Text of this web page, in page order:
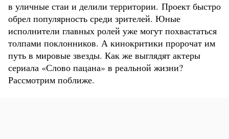
в уличные стаи и делили территории. Проект быстро
обрел популярность среди зрителей. Юные
исполнители главных ролей уже могут похвастаться
толпами поклонников. А кинокритики пророчат им
путь в мировые звезды. Как же выглядят актеры
сериала «Слово пацана» в реальной жизни?
Рассмотрим поближе.